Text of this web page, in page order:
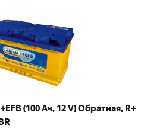
(100 Ач, 12 V) Обратная, R+